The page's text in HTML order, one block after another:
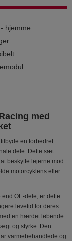
hjemme
med
en forbedret
dele. Dette sæt
beskytte lejerne mod
motorcyklens eller
OE-dele, er dette
levetid for deres
en hærdet løbende
og styrke. Den
varmebehandlede og